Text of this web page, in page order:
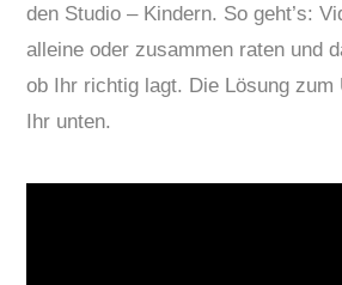
den Studio – Kindern. So geht’s:
alleine oder zusammen raten und
ob Ihr richtig lagt. Die Lösung zum
Ihr unten.